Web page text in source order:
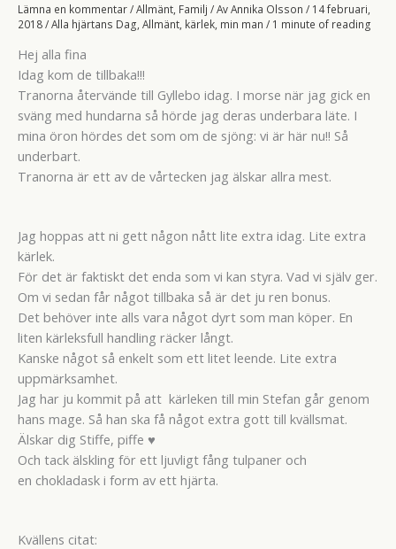
Lämna en kommentar/Allmänt Familj / AvAnnika Olsson / 14 februari,
2018/Alla hjärtans Dag Allmänt kärlek min man / 1 minute of reading
Hej alla fina
Idag kom de tillbaka!!!
Tranorna återvände till Gyllebo idag. I morse när jag gick en
sväng med hundarna så hörde jag deras underbara läte. I
mina öron hördes det som om de sjöng: vi är här nu!! Så
underbart.
Tranorna är ett av de vårtecken jag älskar allra mest.
Jag hoppas att ni gett någon nått lite extra idag. Lite extra
kärlek.
För det är faktiskt det enda som vi kan styra. Vad vi själv ger.
Om vi sedan får något tillbaka så är det ju ren bonus.
Det behöver inte alls vara något dyrt som man köper. En
liten kärleksfull handling räcker långt.
Kanske något så enkelt som ett litet leende. Lite extra
uppmärksamhet.
Jag har ju kommit på att kärleken till min Stefan går genom
hans mage. Så han ska få något extra gott till kvällsmat.
Älskar dig Stiffe, piffe ♥
Och tack älskling för ett ljuvligt fång tulpaner och
en chokladask i form av ett hjärta.
Kvällens citat: